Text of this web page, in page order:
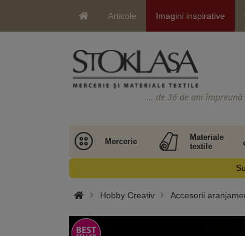
Articole Imagini inspirative
… de 36 de ani împreună
Mercerie
Materiale
textile
Hobby Creativ Accesorii